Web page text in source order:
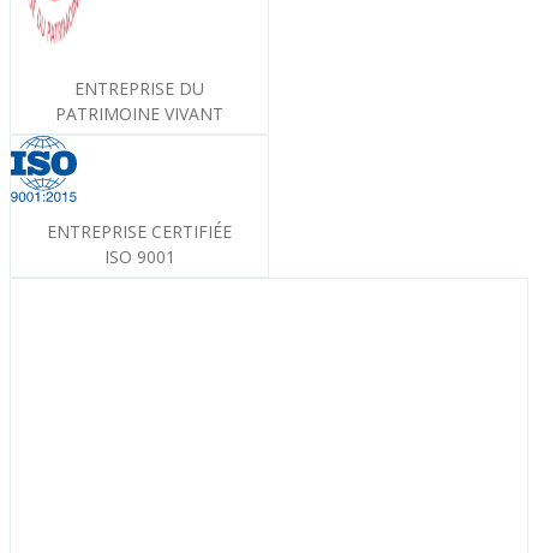
ENTREPRISE DU
PATRIMOINE VIVANT
ENTREPRISE CERTIFIÉE
ISO 9001